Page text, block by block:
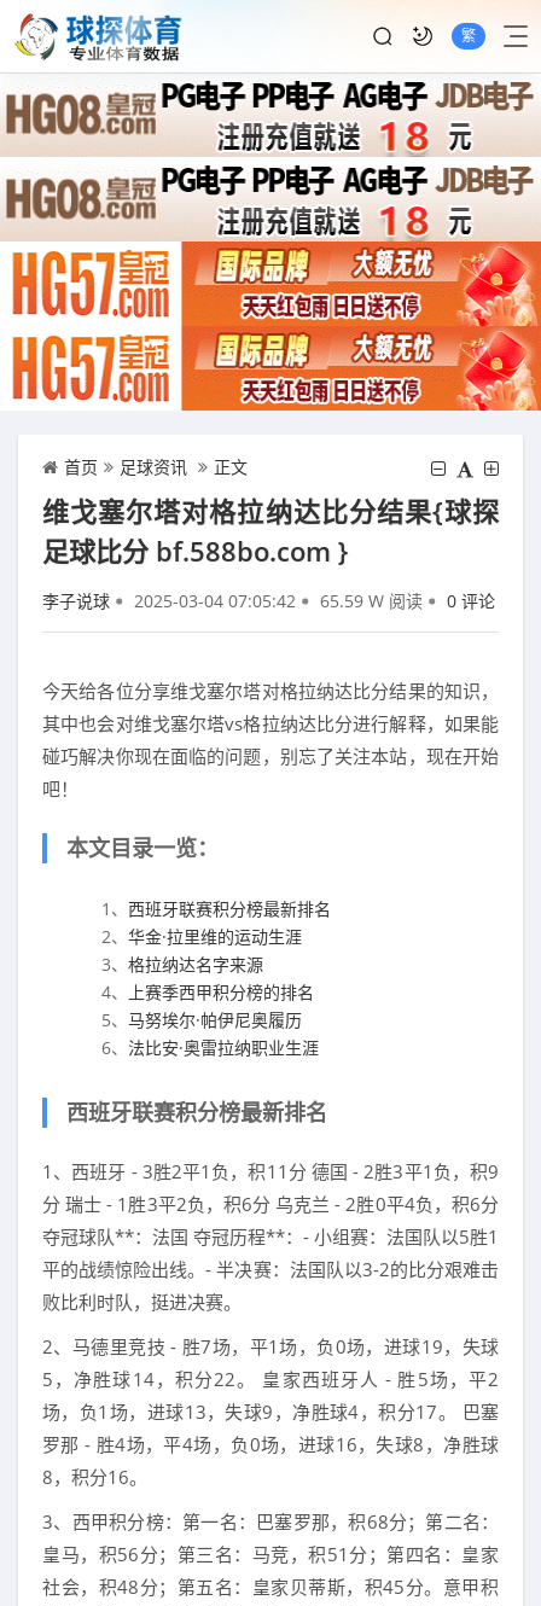
繁
首页 足球资讯 正文
维戈塞尔塔对格拉纳达比分结果{球探
足球比分 bf.588bo.com }
李子说球 2025-03-04 07:05:42 65.59 W 阅读 0 评论
今天给各位分享维戈塞尔塔对格拉纳达比分结果的知识，
其中也会对维戈塞尔塔vs格拉纳达比分进行解释，如果能
碰巧解决你现在面临的问题，别忘了关注本站，现在开始
吧！
本文目录一览：
1、 西班牙联赛积分榜最新排名
2、 华金·拉里维的运动生涯
3、 格拉纳达名字来源
4、
上赛季西甲积分榜的排名
5、 马努埃尔·帕伊尼奥履历
6、 法比安·奥雷拉纳职业生涯
西班牙联赛积分榜最新排名
1、西班牙 - 3胜2平1负，积11分 德国 - 2胜3平1负，积9
分 瑞士 - 1胜3平2负，积6分 乌克兰 - 2胜0平4负，积6分
夺冠球队**：法国 夺冠历程**：- 小组赛：法国队以5胜1
平的战绩惊险出线。- 半决赛：法国队以3-2的比分艰难击
败比利时队，挺进决赛。
2、马德里竞技 - 胜7场，平1场，负0场，进球19，失球
5，净胜球14，积分22。 皇家西班牙人 - 胜5场，平2
场，负1场，进球13，失球9，净胜球4，积分17。 巴塞
罗那 - 胜4场，平4场，负0场，进球16，失球8，净胜球
8，积分16。
3、西甲积分榜：第一名：巴塞罗那，积68分；第二名：
皇马，积56分；第三名：马竞，积51分；第四名：皇家
社会，积48分；第五名：皇家贝蒂斯，积45分。意甲积